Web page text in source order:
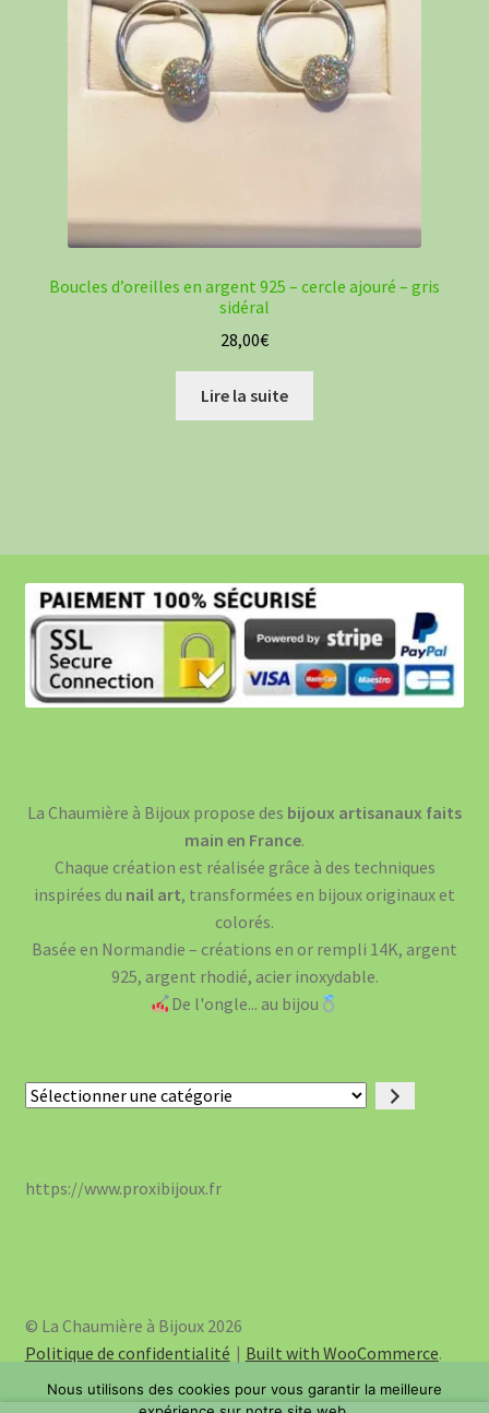
Boucles d’oreilles en argent 925 – cercle ajouré – gris
sidéral
28,00€
Lire la suite
La Chaumière à Bijoux propose des bijoux artisanaux faits
main en France.
Chaque création est réalisée grâce à des techniques
inspirées du nail art, transformées en bijoux originaux et
colorés.
Basée en Normandie – créations en or rempli 14K, argent
925, argent rhodié, acier inoxydable.
De l'ongle... au bijou
Sélectionner
https://www.proxibijoux.fr
© La Chaumière à Bijoux 2026
Politique de confidentialité
Built with WooCommerce.
Nous utilisons des cookies pour vous garantir la meilleure